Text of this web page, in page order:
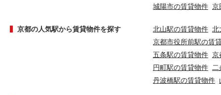
城陽市の賃貸物件 京
京都の人気駅から賃貸物件を探す 北山駅の賃貸物件 北
京都市役所前駅の賃
五条駅の賃貸物件 京
円町駅の賃貸物件
丹波橋駅の賃貸物件